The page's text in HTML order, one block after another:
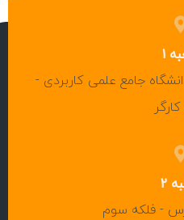
1
جامع علمی کاربردی -
2
- فلکه سوم